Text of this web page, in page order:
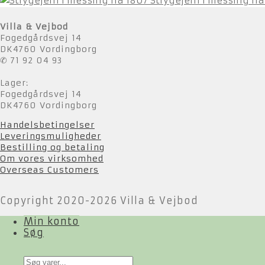
Villa & Vejbod
Fogedgårdsvej 14
DK4760 Vordingborg
✆ 71 92 04 93
Lager:
Fogedgårdsvej 14
DK4760 Vordingborg
Handelsbetingelser
Leveringsmuligheder
Bestilling og betaling
Om vores virksomhed
Overseas Customers
Copyright 2020-2026 Villa & Vejbod
Min konto
Søg
Products